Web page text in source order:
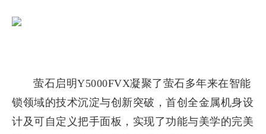
萤石启明Y5000FVX凝聚了萤石多年来在智能
锁领域的技术沉淀与创新突破，首创全金属机身设
计及可自定义把手面板，实现了功能与美学的完美